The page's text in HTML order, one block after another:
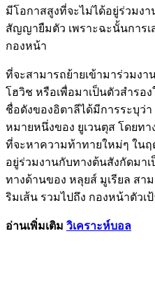
มีโอกาสสูงที่จะไม่ได้อยู่ร่วมง
สัญญายืมตัว เพราะฉะนั้นการ
กองหน้า
ที่จะสามารถย้ายเข้ามาร่วมง
โฮวิช หรือเพื่อมาเป็นตัวสำรอ
ชื่อดังของอิตาลีได้มีการระบุว่า
หมายหนึ่งของ ยูเวนตุส โดยท
ที่จะหาความท้าทายใหม่ๆ ใน
อยู่ร่วมงานกับทางต้นสังกัดมาเ
ทางด้านของ หลุยส์ มูเรียล สา
ริมเส้น รวมไปถึง กองหน้าตัวเ
อ่านเพิ่มเติม วิเคราะห์บอล